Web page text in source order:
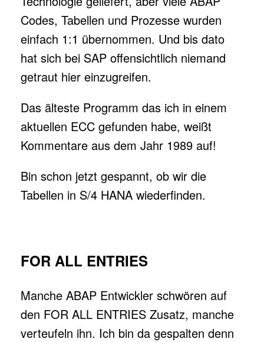
Codes, Tabellen und Prozesse wurden
einfach 1:1 übernommen. Und bis dato
hat sich bei SAP offensichtlich niemand
getraut hier einzugreifen.
Das älteste Programm das ich in einem
aktuellen ECC gefunden habe, weißt
Kommentare aus dem Jahr 1989 auf!
Bin schon jetzt gespannt, ob wir die
Tabellen in S/4 HANA wiederfinden.
FOR ALL ENTRIES
Manche ABAP Entwickler schwören auf
den FOR ALL ENTRIES Zusatz, manche
verteufeln ihn. Ich bin da gespalten denn